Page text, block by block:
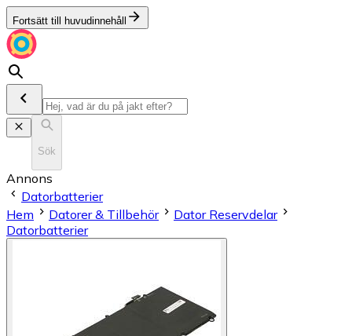
Fortsätt till huvudinnehåll
Sök
Annons
Datorbatterier
Hem
Datorer & Tillbehör
Dator Reservdelar
Datorbatterier